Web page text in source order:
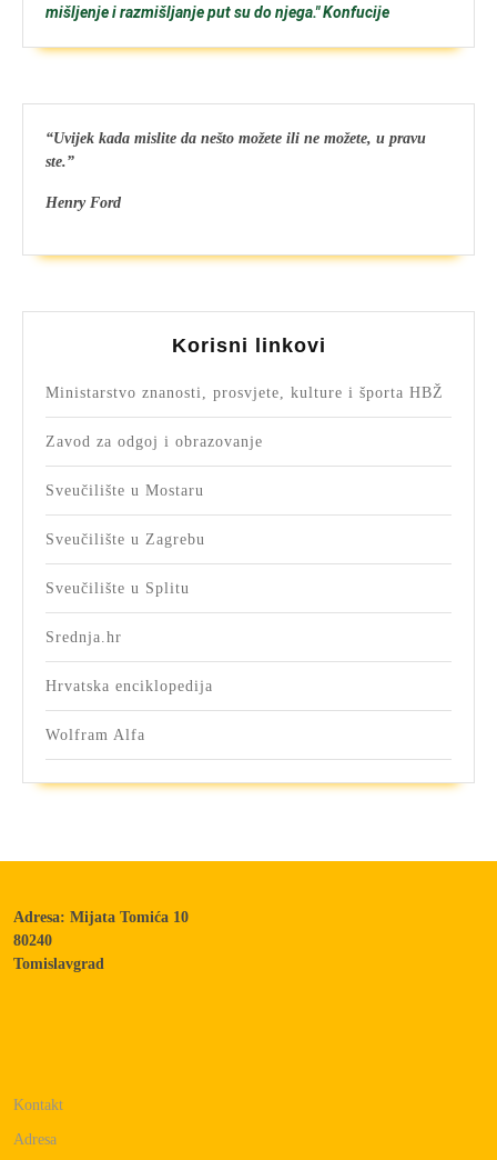
mišljenje i razmišljanje put su do njega." Konfucije
“Uvijek kada mislite da nešto možete ili ne možete, u pravu
ste.”
Henry Ford
Korisni linkovi
Ministarstvo znanosti, prosvjete, kulture i športa HBŽ
Zavod za odgoj i obrazovanje
Sveučilište u Mostaru
Sveučilište u Zagrebu
Sveučilište u Splitu
Srednja.hr
Hrvatska enciklopedija
Wolfram Alfa
Adresa: Mijata Tomića 10
80240
Tomislavgrad
Kontakt
Adresa